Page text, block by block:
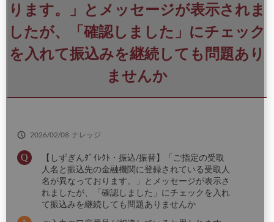
ります。」とメッセージが表示されま
したが、「確認しました」にチェック
を入れて振込みを継続しても問題あり
ませんか
2026/02/08 ナレッジ
【しずぎんﾀﾞｲﾚｸﾄ・振込/振替】「ご指定の受取
人名と振込先の金融機関に登録されている受取人
名が異なっております。」とメッセージが表示さ
れましたが、「確認しました」にチェックを入れ
て振込みを継続しても問題ありませんか